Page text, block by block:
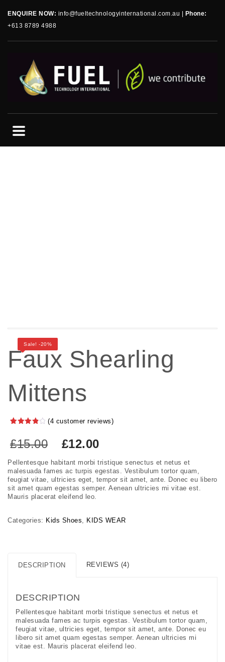
ENQUIRE NOW: info@fueltechnologyinternational.com.au
Phone:
+613 8789 4988
Sale! -20%
Faux Shearling
Mittens
of 5
based
customer
ratings
(4 customer reviews)
£15.00 Original
price
was:
£15.00.
£12.00
is:
£12.00.
Pellentesque habitant morbi tristique senectus et netus et
malesuada fames ac turpis egestas. Vestibulum tortor quam,
feugiat vitae, ultricies eget, tempor sit amet, ante. Donec eu libero
sit amet quam egestas semper. Aenean ultricies mi vitae est.
Mauris placerat eleifend leo.
Categories: Kids Shoes, KIDS WEAR
DESCRIPTION REVIEWS (4)
DESCRIPTION
Pellentesque habitant morbi tristique senectus et netus et
malesuada fames ac turpis egestas. Vestibulum tortor quam,
feugiat vitae, ultricies eget, tempor sit amet, ante. Donec eu
libero sit amet quam egestas semper. Aenean ultricies mi
vitae est. Mauris placerat eleifend leo.